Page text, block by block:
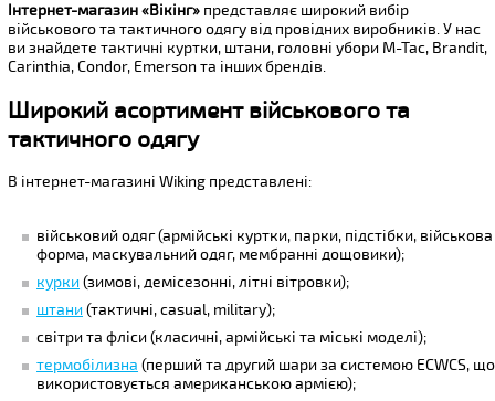
Інтернет-магазин «Вікінг» представляє широкий вибір
військового та тактичного одягу від провідних виробників. У нас
ви знайдете тактичні куртки, штани, головні убори M-Tac, Brandit,
Carinthia, Condor, Emerson та інших брендів.
Широкий асортимент військового та
тактичного одягу
В інтернет-магазині Wiking представлені:
військовий одяг (армійські куртки, парки, підстібки, військова
форма, маскувальний одяг, мембранні дощовики);
курки(зимові, демісезонні, літні вітровки);
штани(тактичні, casual, military);
світри та фліси (класичні, армійські та міські моделі);
термобілизна (перший та другий шари за системою ECWCS, що
використовується американською армією);